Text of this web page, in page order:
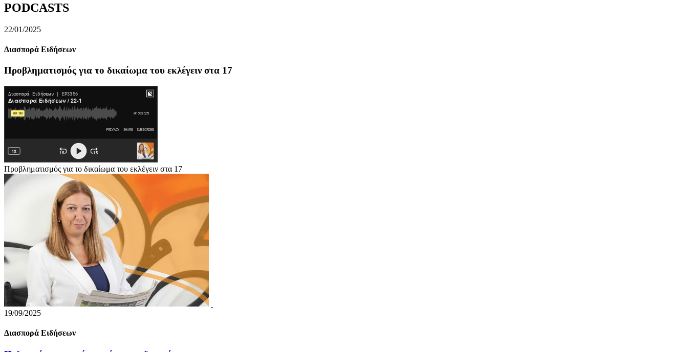
PODCASTS
22/01/2025
Διασπορά Ειδήσεων
Προβληματισμός για το δικαίωμα του εκλέγειν στα 17
Προβληματισμός για το δικαίωμα του εκλέγειν στα 17
19/09/2025
Διασπορά Ειδήσεων